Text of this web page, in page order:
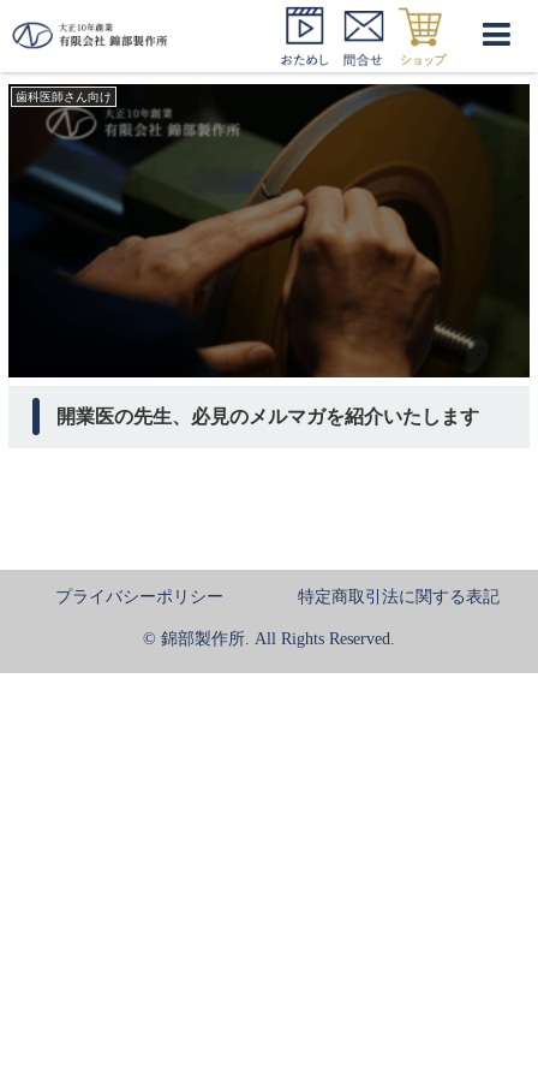
藤原清道 評判
歯科医師さん向け
開業医の先生、必見のメルマガを紹介いたします
プライバシーポリシー 特定商取引法に関する表記
© 錦部製作所. All Rights Reserved.